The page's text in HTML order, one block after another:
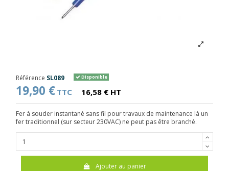
Référence SL089 Disponible
19,90 € TTC 16,58 € HT
Fer à souder instantané sans fil pour travaux de maintenance là un
fer traditionnel (sur secteur 230VAC) ne peut pas être branché.
Ajouter au panier